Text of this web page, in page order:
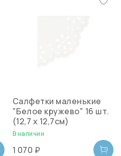
Салфетки маленькие
"Белое кружево" 16 шт.
(12,7 х 12,7см)
В наличии
1 070 ₽